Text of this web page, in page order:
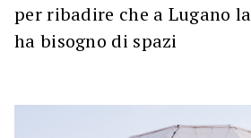
per ribadire che a Lugano
ha bisogno di spazi